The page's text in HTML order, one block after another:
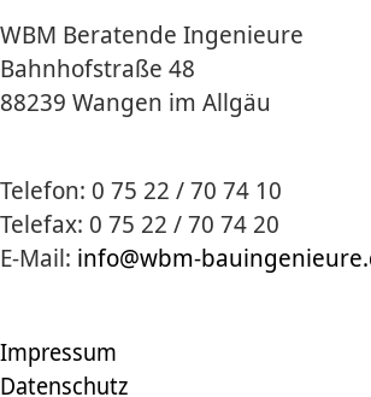
WBM Beratende Ingenieure
Bahnhofstraße 48
88239 Wangen im Allgäu
Telefon: 0 75 22 / 70 74 10
Telefax: 0 75 22 / 70 74 20
E-Mail: info@wbm-
Impressum
Datenschutz